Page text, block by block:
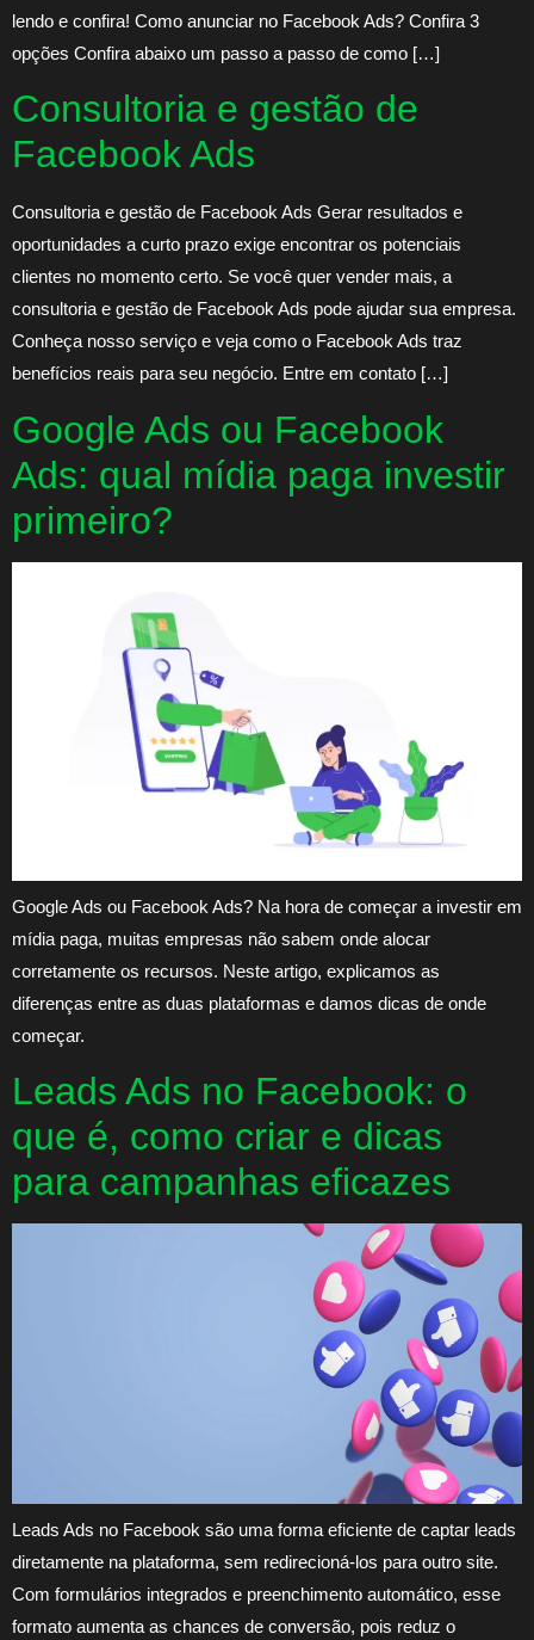
lendo e confira! Como anunciar no Facebook Ads? Confira 3
opções Confira abaixo um passo a passo de como […]
Consultoria e gestão de
Facebook Ads
Consultoria e gestão de Facebook Ads Gerar resultados e
oportunidades a curto prazo exige encontrar os potenciais
clientes no momento certo. Se você quer vender mais, a
consultoria e gestão de Facebook Ads pode ajudar sua empresa.
Conheça nosso serviço e veja como o Facebook Ads traz
benefícios reais para seu negócio. Entre em contato […]
Google Ads ou Facebook
Ads: qual mídia paga investir
primeiro?
Google Ads ou Facebook Ads? Na hora de começar a investir em
mídia paga, muitas empresas não sabem onde alocar
corretamente os recursos. Neste artigo, explicamos as
diferenças entre as duas plataformas e damos dicas de onde
começar.
Leads Ads no Facebook: o
que é, como criar e dicas
para campanhas eficazes
Leads Ads no Facebook são uma forma eficiente de captar leads
diretamente na plataforma, sem redirecioná-los para outro site.
Com formulários integrados e preenchimento automático, esse
formato aumenta as chances de conversão, pois reduz o